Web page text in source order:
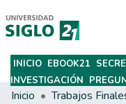
Subir
INICIO EBOOK21
INVESTIGACIÓN
Inicio